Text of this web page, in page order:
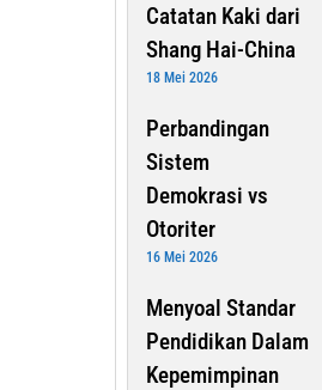
Catatan Kaki dari
Shang Hai-China
18 Mei 2026
Perbandingan
Sistem
Demokrasi vs
Otoriter
16 Mei 2026
Menyoal Standar
Pendidikan Dalam
Kepemimpinan